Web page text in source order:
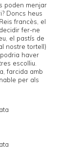
poden menjar
Doncs heus
francès, el
fer-ne
el pastís de
nostre tortell)
haver
escolliu.
farcida amb
per als